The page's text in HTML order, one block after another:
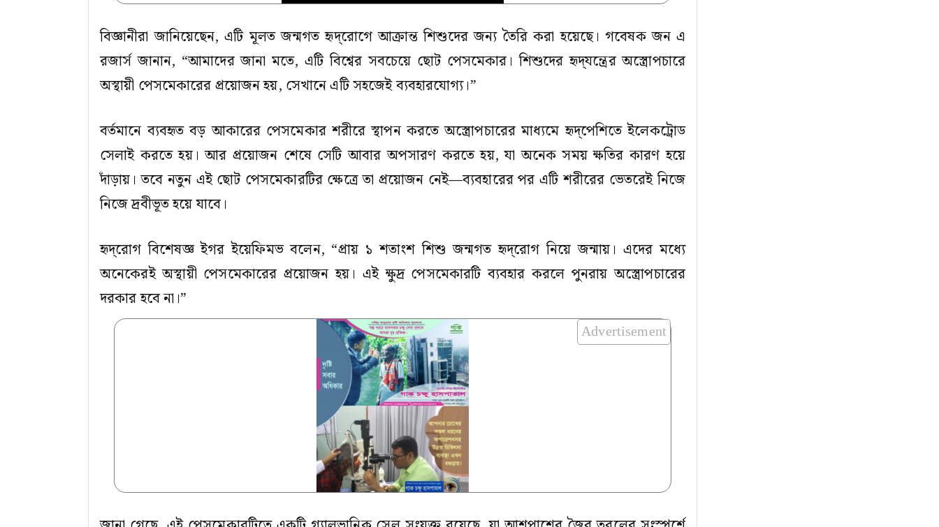
বিজ্ঞানীরা জানিয়েছেন, এটি মূলত জন্মগত হৃদ্‌রোগে আক্রান্ত শিশুদের জন্য তৈরি করা হয়েছে। গবেষক জন এ
রজার্স জানান, “আমাদের জানা মতে, এটি বিশ্বের সবচেয়ে ছোট পেসমেকার। শিশুদের হৃদ্‌যন্ত্রের অস্ত্রোপচারে
অস্থায়ী পেসমেকারের প্রয়োজন হয়, সেখানে এটি সহজেই ব্যবহারযোগ্য।”
বর্তমানে ব্যবহৃত বড় আকারের পেসমেকার শরীরে স্থাপন করতে অস্ত্রোপচারের মাধ্যমে হৃদ্‌পেশিতে ইলেকট্রোড
সেলাই করতে হয়। আর প্রয়োজন শেষে সেটি আবার অপসারণ করতে হয়, যা অনেক সময় ক্ষতির কারণ হয়ে
দাঁড়ায়। তবে নতুন এই ছোট পেসমেকারটির ক্ষেত্রে তা প্রয়োজন নেই—ব্যবহারের পর এটি শরীরের ভেতরেই নিজে
নিজে দ্রবীভূত হয়ে যাবে।
হৃদ্‌রোগ বিশেষজ্ঞ ইগর ইয়েফিমভ বলেন, “প্রায় ১ শতাংশ শিশু জন্মগত হৃদ্‌রোগ নিয়ে জন্মায়। এদের মধ্যে
অনেকেরই অস্থায়ী পেসমেকারের প্রয়োজন হয়। এই ক্ষুদ্র পেসমেকারটি ব্যবহার করলে পুনরায় অস্ত্রোপচারের
দরকার হবে না।”
Advertisement